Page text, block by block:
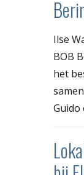
Ilse
BOB
het
Guido